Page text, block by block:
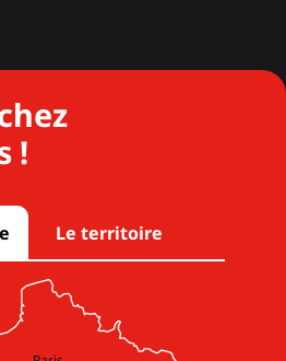
!
Le territoire